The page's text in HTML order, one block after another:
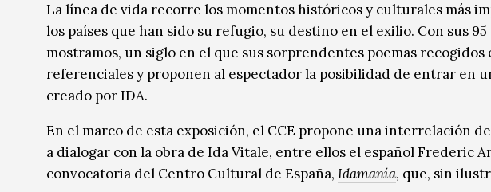
La línea de vida recorre los momentos históricos y culturales más
los países que han sido su refugio, su destino en el exilio. Con sus
mostramos, un siglo en el que sus sorprendentes poemas recogidos
referenciales y proponen al espectador la posibilidad de entrar en
creado por IDA.
En el marco de esta exposición, el CCE propone una interrelación
a dialogar con la obra de Ida Vitale, entre ellos el español Frederic
convocatoria del Centro Cultural de España, Idamanía, que, sin